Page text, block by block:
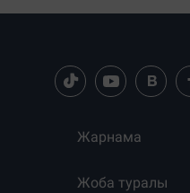
Жарнама
Жоба туралы